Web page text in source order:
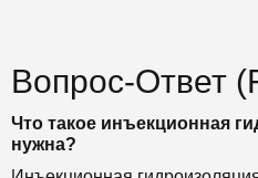
Вопрос-Ответ
Что такое инъекционная
нужна?